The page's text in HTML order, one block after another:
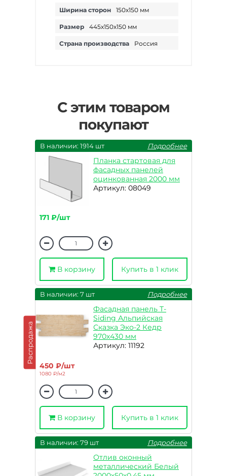
Ширина сторон 150х150 мм
Размер 445х150х150 мм
Страна производства Россия
С этим товаром
покупают
В наличии: 1914 шт Подробнее
Планка стартовая для
фасадных панелей
оцинкованная 2000 мм
Артикул: 08049
171 ₽/шт
В корзину Купить в 1 клик
Распродажа
В наличии: 7 шт Подробнее
Фасадная панель T-
Siding Альпийская
Сказка Эко-2 Кедр
970х430 мм
Артикул: 11192
450 ₽/шт
1080 ₽/м2
В корзину Купить в 1 клик
В наличии: 79 шт Подробнее
Отлив оконный
металлический Белый